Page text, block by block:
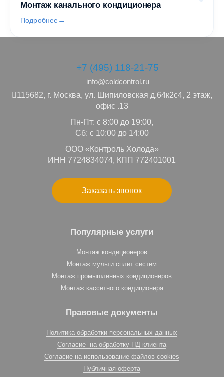
Монтаж канального кондиционера
Подробнее
+7 (495) 118-21-75
info@coldcontrol.ru
115682, г. Москва, ул. Шипиловская д.64к2с4, 2 этаж,
офис .13
Пн-Пт: с 8:00 до 19:00,
Сб: с 10:00 до 14:00
ООО «Контроль Холода»
ИНН 7724834074, КПП 772401001
Заказать звонок
Популярные услуги
Монтаж кондиционеров
Монтаж мульти сплит систем
Монтаж промышленных кондиционеров
Монтаж кассетного кондиционера
Правовые документы
Политика обработки персональных данных
Согласие на обработку ПД клиента
Согласие на использование файлов cookies
Публичная оферта